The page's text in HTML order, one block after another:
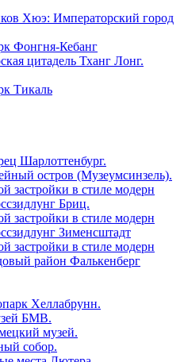
Хюэ: Императорский город
Фонгня-Кебанг
цитадель Тханг Лонг.
Тикаль
Шарлоттенбург.
остров (Музеумсинзель).
застройки в стиле модерн
Бриц.
застройки в стиле модерн
Зименсштадт
застройки в стиле модерн
район Фалькенберг
Хеллабрунн.
БМВ.
музей.
собор.